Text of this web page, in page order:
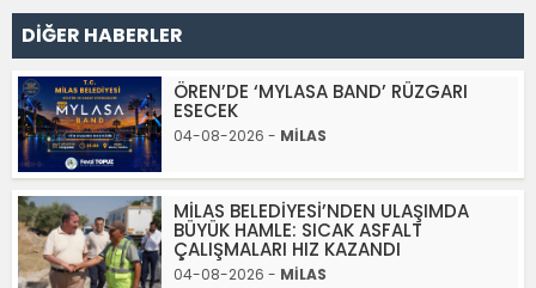
DİĞER HABERLER
ÖREN’DE ‘MYLASA BAND’ RÜZGARI
ESECEK
04-08-2026 - MİLAS
MİLAS BELEDİYESİ’NDEN ULAŞIMDA
BÜYÜK HAMLE: SICAK ASFALT
ÇALIŞMALARI HIZ KAZANDI
04-08-2026 - MİLAS